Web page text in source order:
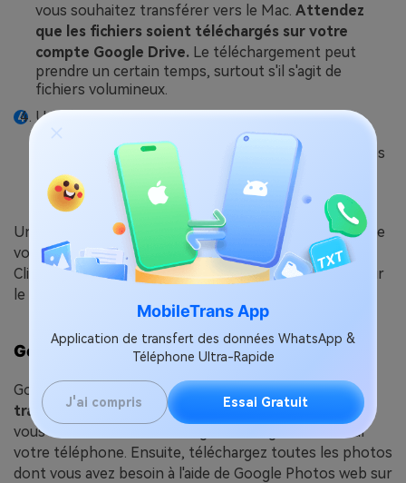
MobileTrans App
Application de transfert des données WhatsApp &
Téléphone Ultra-Rapide
J'ai compris Essai Gratuit
vous souhaitez transférer vers le Mac. Attendez
que les fichiers soient téléchargés sur votre
compte Google Drive. Le téléchargement peut
prendre un certain temps, surtout s'il s'agit de
fichiers volumineux.
Une fois le processus terminé, ouvrez votre
navigateur préféré sur Mac et allez sur drive-
google.com. Connectez-vous en utilisant les mêmes
informations de compte Google que votre appareil
Android.
Une fois connecté, vous trouverez tous les fichiers que
vous venez de télécharger depuis votre téléphone.
Cliquez sur télécharger pour enregistrer les fichiers sur
le Mac.
Google Photos
Google Photos est également pratique pour le
transfert sans fil de fichiers d'Android vers Ma
c. Il
vous suffit d'activer la sauvegarde Google Photos sur
votre téléphone. Ensuite, téléchargez toutes les photos
dont vous avez besoin à l'aide de Google Photos web sur